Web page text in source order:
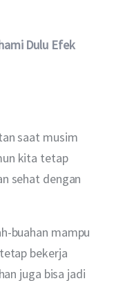
Dulu Efek
saat musim
kita tetap
sehat dengan
buahan mampu
bekerja
juga bisa jadi